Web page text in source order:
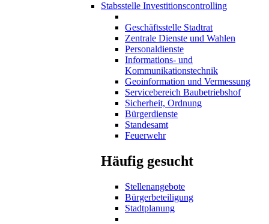
Stabsstelle Investitionscontrolling
Geschäftsstelle Stadtrat
Zentrale Dienste und Wahlen
Personaldienste
Informations- und
Kommunikationstechnik
Geoinformation und Vermessung
Servicebereich Baubetriebshof
Sicherheit, Ordnung
Bürgerdienste
Standesamt
Feuerwehr
Häufig gesucht
Stellenangebote
Bürgerbeteiligung
Stadtplanung